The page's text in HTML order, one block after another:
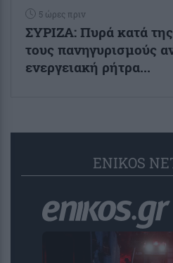
5 ώρες πριν
ΣΥΡΙΖΑ: Πυρά κατά
τους πανηγυρισμούς
ενεργειακή ρήτρα...
ENIKOS